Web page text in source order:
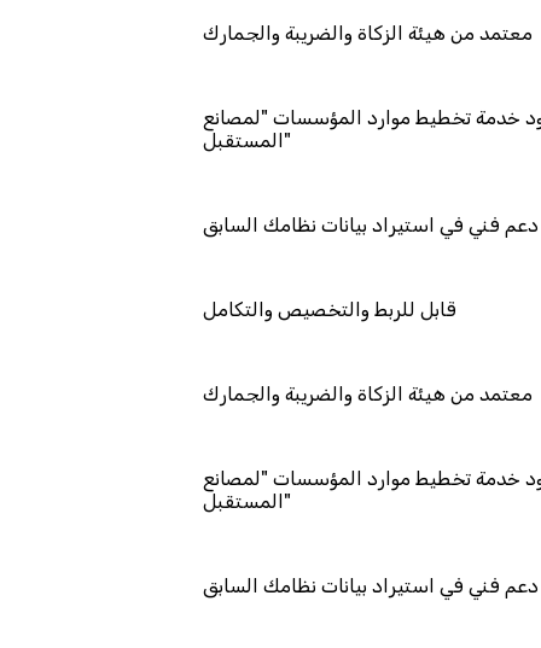
معتمد من هيئة الزكاة والضريبة والجمارك
كمزود خدمة تخطيط موارد المؤسسات "لمصانع
المستقبل"
دعم فني في استيراد بيانات نظامك السابق
قابل للربط والتخصيص والتكامل
معتمد من هيئة الزكاة والضريبة والجمارك
كمزود خدمة تخطيط موارد المؤسسات "لمصانع
المستقبل"
دعم فني في استيراد بيانات نظامك السابق